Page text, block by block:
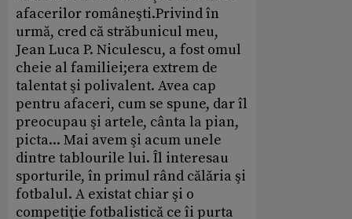
afacerilor româneşti.Privind în
urmă, cred că străbunicul meu,
Jean Luca P. Niculescu, a fost omul
cheie al familiei;era extrem de
talentat şi polivalent. Avea cap
pentru afaceri, cum se spune, dar îl
preocupau şi artele, cânta la pian,
picta... Mai avem şi acum unele
dintre tablourile lui. Îl interesau
sporturile, în primul rând călăria şi
fotbalul. A existat chiar şi o
competiţie fotbalistică ce îi purta